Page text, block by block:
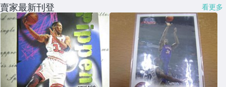
賣家最新刊登 看更多